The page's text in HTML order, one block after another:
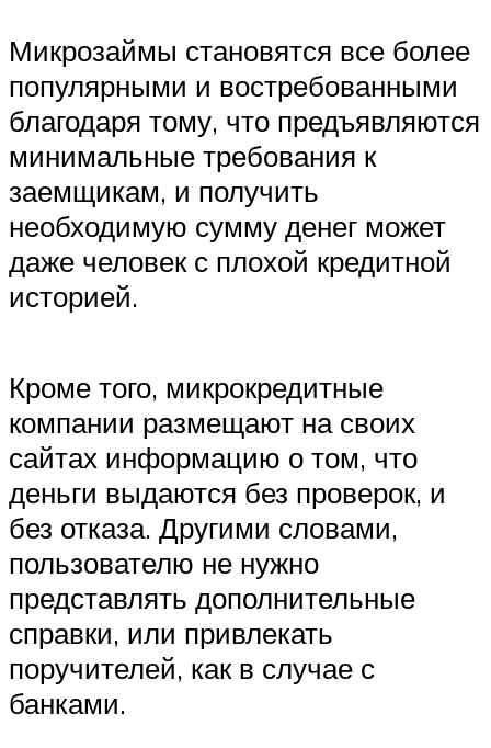
Микрозаймы становятся все более
популярными и востребованными
благодаря тому, что предъявляются
минимальные требования к
заемщикам, и получить
необходимую сумму денег может
даже человек с плохой кредитной
историей.
Кроме того, микрокредитные
компании размещают на своих
сайтах информацию о том, что
деньги выдаются без проверок, и
без отказа. Другими словами,
пользователю не нужно
представлять дополнительные
справки, или привлекать
поручителей, как в случае с
банками.